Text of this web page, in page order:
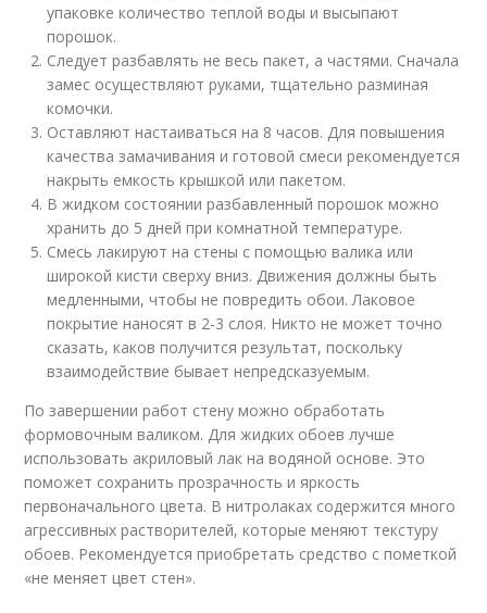
упаковке количество теплой воды и высыпают
порошок.
Следует разбавлять не весь пакет, а частями. Сначала
замес осуществляют руками, тщательно разминая
комочки.
Оставляют настаиваться на 8 часов. Для повышения
качества замачивания и готовой смеси рекомендуется
накрыть емкость крышкой или пакетом.
В жидком состоянии разбавленный порошок можно
хранить до 5 дней при комнатной температуре.
Смесь лакируют на стены с помощью валика или
широкой кисти сверху вниз. Движения должны быть
медленными, чтобы не повредить обои. Лаковое
покрытие наносят в 2-3 слоя. Никто не может точно
сказать, каков получится результат, поскольку
взаимодействие бывает непредсказуемым.
По завершении работ стену можно обработать
формовочным валиком. Для жидких обоев лучше
использовать акриловый лак на водяной основе. Это
поможет сохранить прозрачность и яркость
первоначального цвета. В нитролаках содержится много
агрессивных растворителей, которые меняют текстуру
обоев. Рекомендуется приобретать средство с пометкой
«не меняет цвет стен».